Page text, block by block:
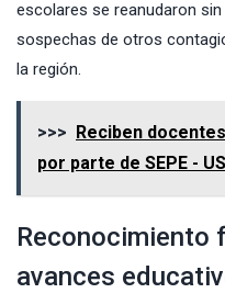
escolares se reanudaron
sospechas de otros
la región.
>>> Reciben
por parte de SEPE -
Reconocimiento
avances